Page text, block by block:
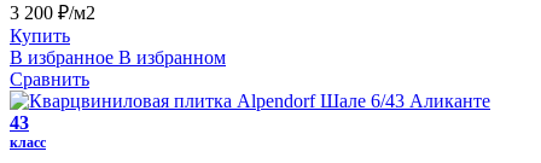
3 200 ₽/м2
Купить
В избранное В избранном
Сравнить
43
класс